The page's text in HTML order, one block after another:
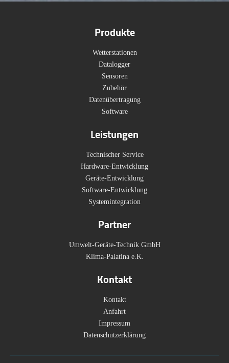
Produkte
Wetterstationen
Datalogger
Sensoren
Zubehör
Datenübertragung
Software
Leistungen
Technischer Service
Hardware-Entwicklung
Geräte-Entwicklung
Software-Entwicklung
Systemintegration
Partner
Umwelt-Geräte-Technik GmbH
Klima-Palatina e.K.
Kontakt
Kontakt
Anfahrt
Impressum
Datenschutzerklärung